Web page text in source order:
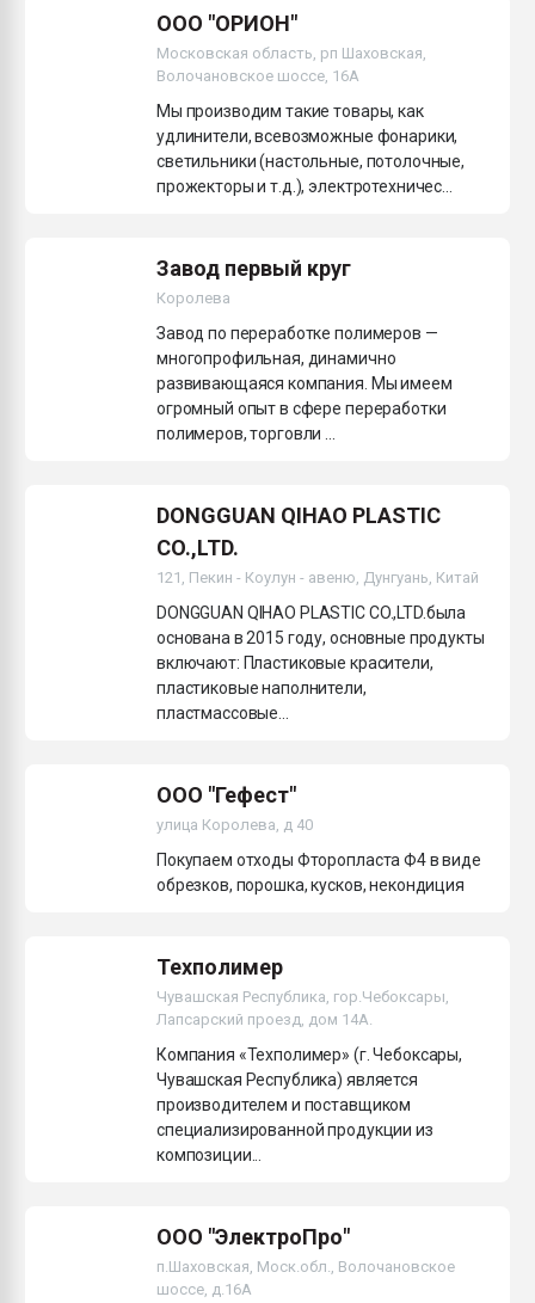
ООО "ОРИОН"
Московская область, рп Шаховская,
Волочановское шоссе, 16А
Мы производим такие товары, как
удлинители, всевозможные фонарики,
светильники (настольные, потолочные,
прожекторы и т.д.), электротехничес...
Завод первый круг
Королева
Завод по переработке полимеров —
многопрофильная, динамично
развивающаяся компания. Мы имеем
огромный опыт в сфере переработки
полимеров, торговли ...
DONGGUAN QIHAO PLASTIC
CO.,LTD.
121, Пекин - Коулун - авеню, Дунгуань, Китай
DONGGUAN QIHAO PLASTIC CO.,LTD.была
основана в 2015 году, основные продукты
включают: Пластиковые красители,
пластиковые наполнители,
пластмассовые...
ООО "Гефест"
улица Королева, д 40
Покупаем отходы Фторопласта Ф4 в виде
обрезков, порошка, кусков, некондиция
Техполимер
Чувашская Республика, гор.Чебоксары,
Лапсарский проезд, дом 14А.
Компания «Техполимер» (г. Чебоксары,
Чувашская Республика) является
производителем и поставщиком
специализированной продукции из
композиции...
ООО "ЭлектроПро"
п.Шаховская, Моск.обл., Волочановское
шоссе, д.16А